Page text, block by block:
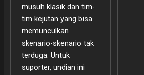
musuh klasik dan tim-
tim kejutan yang bisa
memunculkan
skenario-skenario tak
terduga. Untuk
suporter, undian ini